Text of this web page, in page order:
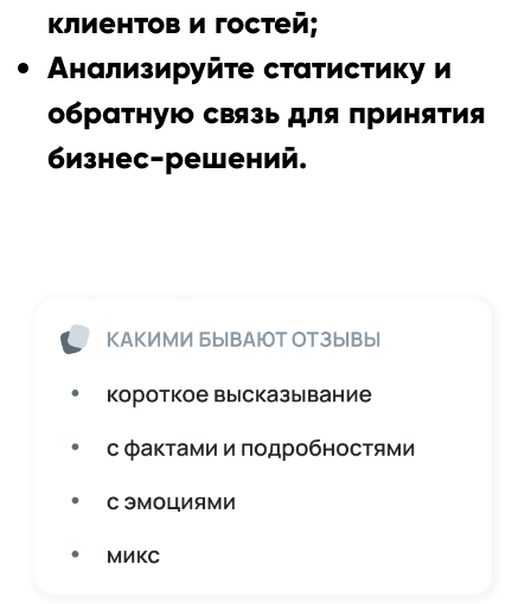
клиентов и гостей;
Анализируйте статистику и
обратную связь для принятия
бизнес-решений.
+7
Я согласенна обработку персональных данных